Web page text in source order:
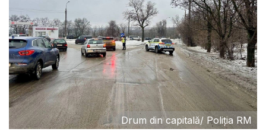
Drum din capitală/ Poliția RM